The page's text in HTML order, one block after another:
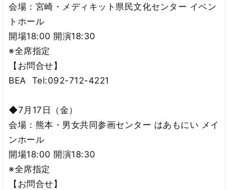
会場：宮崎・メディキット県民文化センター イベン
トホール
開場18:00 開演18:30
※全席指定
【お問合せ】
BEA Tel:092-712-4221
◆7月17日（金）
会場：熊本・男女共同参画センター はあもにい メイ
ンホール
開場18:00 開演18:30
※全席指定
【お問合せ】